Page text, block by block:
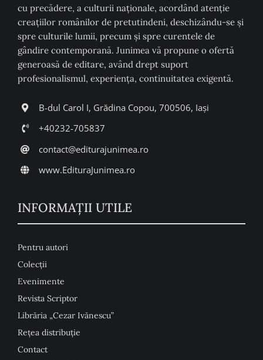
cu precădere, a culturii naţionale, acordând atenţie
creaţiilor românilor de pretutindeni, deschizându-se şi
spre culturile lumii, precum şi spre curentele de
gândire contemporană. Junimea vă propune o ofertă
generoasă de editare, având drept suport
profesionalismul, experiența, continuitatea exigentă.
B-dul Carol I, Grădina Copou, 700506, Iași
+40232-705837
contact@editurajunimea.ro
www.EdituraJunimea.ro
INFORMAŢII UTILE
Pentru autori
Colecţii
Evenimente
Revista Scriptor
Librăria „Cezar Ivănescu”
Rețea distribuție
Contact